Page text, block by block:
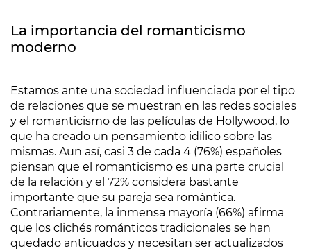
La importancia del romanticismo
moderno
Estamos ante una sociedad influenciada por el tipo
de relaciones que se muestran en las redes sociales
y el romanticismo de las películas de Hollywood, lo
que ha creado un pensamiento idílico sobre las
mismas. Aun así, casi 3 de cada 4 (76%) españoles
piensan que el romanticismo es una parte crucial
de la relación y el 72% considera bastante
importante que su pareja sea romántica.
Contrariamente, la inmensa mayoría (66%) afirma
que los clichés románticos tradicionales se han
quedado anticuados y necesitan ser actualizados